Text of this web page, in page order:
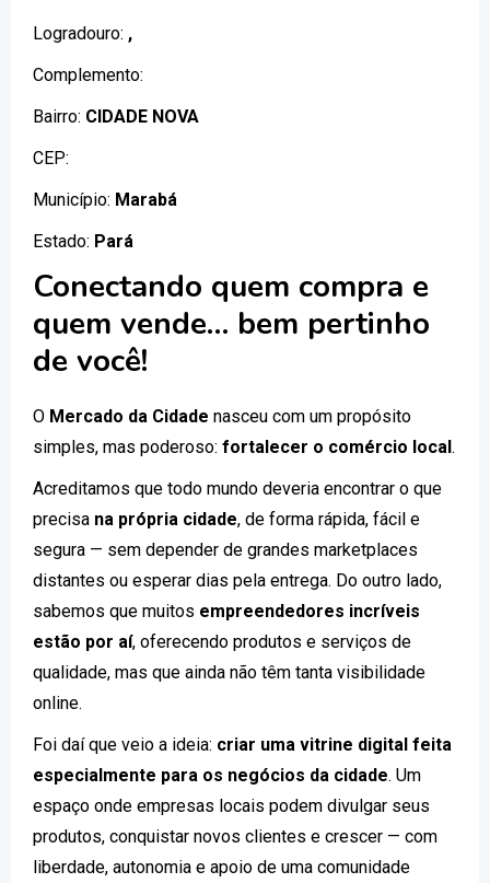
Logradouro: ,
Complemento:
Bairro: CIDADE NOVA
CEP:
Município: Marabá
Estado: Pará
Conectando quem compra e
quem vende… bem pertinho
de você!
O Mercado da Cidade nasceu com um propósito
simples, mas poderoso: fortalecer o comércio local.
Acreditamos que todo mundo deveria encontrar o que
precisa na própria cidade, de forma rápida, fácil e
segura — sem depender de grandes marketplaces
distantes ou esperar dias pela entrega. Do outro lado,
sabemos que muitos empreendedores incríveis
estão por aí, oferecendo produtos e serviços de
qualidade, mas que ainda não têm tanta visibilidade
online.
Foi daí que veio a ideia: criar uma vitrine digital feita
especialmente para os negócios da cidade. Um
espaço onde empresas locais podem divulgar seus
produtos, conquistar novos clientes e crescer — com
liberdade, autonomia e apoio de uma comunidade